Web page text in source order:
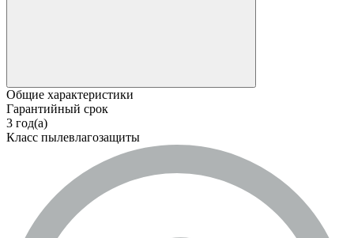
Общие характеристики
Гарантийный срок
3 год(а)
Класс пылевлагозащиты